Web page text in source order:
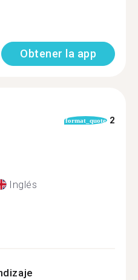
Obtener la app
format_quote 2
Inglés